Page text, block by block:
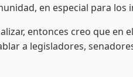
en especial para los
entonces creo que en
a legisladores,